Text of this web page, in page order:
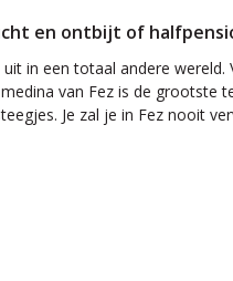
en ontbijt of
in een totaal andere
van Fez is de
Je zal je in Fez nooit